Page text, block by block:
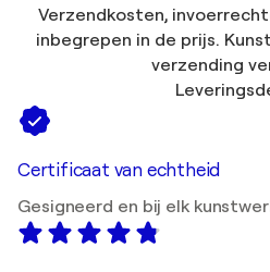
Verzendkosten,
inbegrepen in de prijs.
verzending
Certificaat van echtheid
Gesigneerd en bij elk